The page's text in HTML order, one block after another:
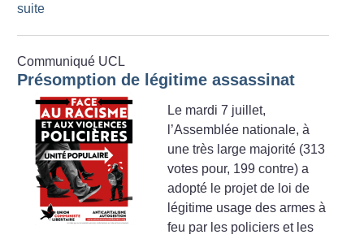
suite
Communiqué UCL
Présomption de légitime assassinat
Le mardi 7 juillet,
l’Assemblée nationale, à
une très large majorité (313
votes pour, 199 contre) a
adopté le projet de loi de
légitime usage des armes à
feu par les policiers et les